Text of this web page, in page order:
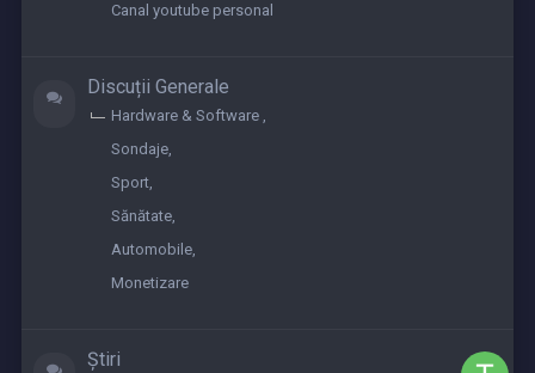
Canal youtube personal
Discuții Generale
Hardware & Software
Sondaje
Sport
Sănătate
Automobile
Monetizare
Știri